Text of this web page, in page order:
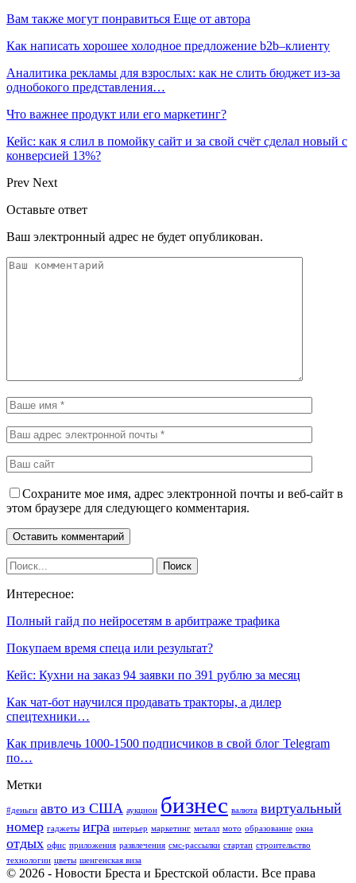
Вам также могут понравиться Еще от автора
Как написать хорошее холодное предложение b2b–клиенту
Аналитика рекламы для взрослых: как не слить бюджет из-за
однобокого представления…
Что важнее продукт или его маркетинг?
Кейс: как я слил в помойку сайт и за свой счёт сделал новый с
конверсией 13%?
Prev Next
Оставьте ответ
Ваш электронный адрес не будет опубликован.
Сохраните мое имя, адрес электронной почты и веб-сайт в
этом браузере для следующего комментария.
Интересное:
Полный гайд по нейросетям в арбитраже трафика
Покупаем время спеца или результат?
Кейс: Кухни на заказ 94 заявки по 391 рублю за месяц
Как чат-бот научился продавать тракторы, а дилер
спецтехники…
Как привлечь 1000-1500 подписчиков в свой блог Telegram
по…
Метки
#деньги авто из США аукцион бизнес валюта виртуальный
номер гаджеты игра интерьер маркетинг металл мото образование окна
отдых офис приложения развлечения смс-рассылки стартап строительство
технологии цветы шенгенская виза
© 2026 - Новости Бреста и Брестской области. Все права